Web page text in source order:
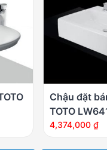
Chậu đặt
TOTO
4,374,000 ₫